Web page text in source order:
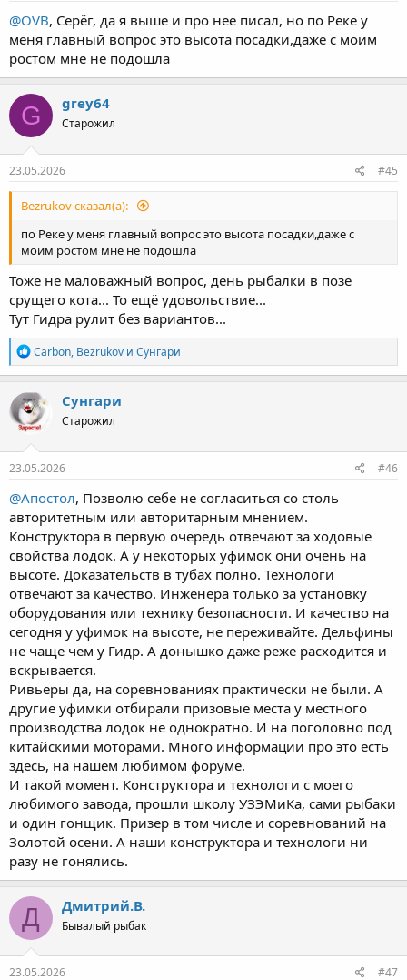
@OVB, Серёг, да я выше и про нее писал, но по Реке у
меня главный вопрос это высота посадки,даже с моим
ростом мне не подошла
G grey64
Старожил
23.05.2026 #45
Bezrukov сказал(а):
по Реке у меня главный вопрос это высота посадки,даже с
моим ростом мне не подошла
Тоже не маловажный вопрос, день рыбалки в позе
срущего кота... То ещё удовольствие...
Тут Гидра рулит без вариантов...
Р
е
а
к
ц
и
:
Carbon, Bezrukov и Сунгари
Сунгари
Старожил
23.05.2026 #46
@Апостол, Позволю себе не согласиться со столь
авторитетным или авторитарным мнением.
Конструктора в первую очередь отвечают за ходовые
свойства лодок. А у некоторых уфимок они очень на
высоте. Доказательств в тубах полно. Технологи
отвечают за качество. Инженера только за установку
оборудования или технику безопасности. И качество на
сегодня у уфимок на высоте, не переживайте. Дельфины
не чаще чем у Гидр. А донышко даже реже расходится и
вскрывается.
Ривьеры да, на соревнованиях практически не были. А
другие уфимки отбирали призовые места у местного
производства лодок не однократно. И на поголовно под
китайскими моторами. Много информации про это есть
здесь, на нашем любимом форуме.
И такой момент. Конструктора и технологи с моего
любимого завода, прошли школу УЗЭМиКа, сами рыбаки
и один гонщик. Призер в том числе и соревнований на
Золотой осени. А наши конструктора и технологи ни
разу не гонялись.
Д Дмитрий.В.
Бывалый рыбак
23.05.2026 #47